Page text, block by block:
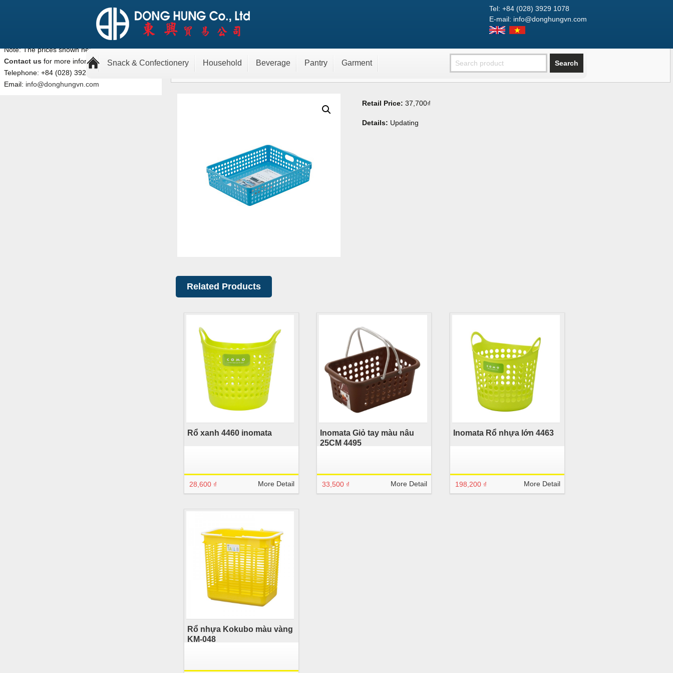
Tel: +84 (028) 3929 1078
E-mail: info@donghungvn.com
Snack & Confectionery Household Beverage Pantry Garment
Note: The prices shown here are retail prices.
Contact us for more information.
Telephone: +84 (028) 3929 1078
Email: info@donghungvn.com
Khay giỏ màu xanh Inomata 4570
Retail Price: 37,700₫
Details: Updating
Related Products
Rổ xanh 4460 inomata
28,600 ₫ More Detail
Inomata Giỏ tay màu nâu
25CM 4495
33,500 ₫ More Detail
Inomata Rổ nhựa lớn 4463
198,200 ₫ More Detail
Rổ nhựa Kokubo màu vàng
KM-048